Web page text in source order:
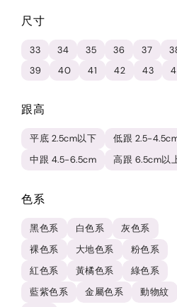
尺寸
33 34 35 36 37
39
40 41 42 43
跟高
平底 2.5cm以下
低跟 2.5-
中跟 4.5-6.5cm
高跟 6.5cm以
色系
黑色系 白色系
灰色系
裸色系
大地色系
粉色系
紅色系
黃橘色系
綠色系
藍紫色系
金屬色系 動物紋